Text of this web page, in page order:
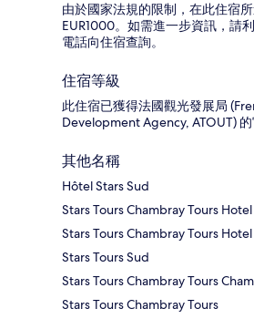
由於國家法規的限制，在此住宿
EUR1000。如需進一步資訊，請
電話向住宿查詢。
住宿等級
此住宿已獲得法國觀光發展局
Development Agency, ATOUT) 的
其他名稱
Hôtel Stars Sud
Stars Tours Chambray Tours
Stars Tours Chambray Tours Hotel
Stars Tours Sud
Stars Tours Chambray Tours
Stars Tours Chambray Tours